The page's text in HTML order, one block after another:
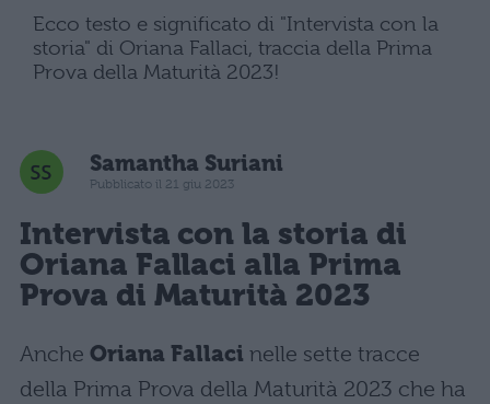
Ecco testo e significato di "Intervista con la
storia" di Oriana Fallaci, traccia della Prima
Prova della Maturità 2023!
Samantha Suriani
Pubblicato il 21 giu 2023
Intervista con la storia di
Oriana Fallaci alla Prima
Prova di Maturità 2023
Anche Oriana Fallaci nelle sette tracce
della Prima Prova della Maturità 2023 che ha